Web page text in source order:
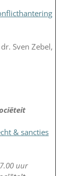
Sven Zebel,
& sancties
uur